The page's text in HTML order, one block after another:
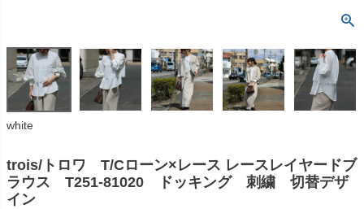
white
trois/トロワ T/Cローン×レース レースレイヤードブ
ラウス T251-81020 ドッキング 刺繍 切替デザ
イン